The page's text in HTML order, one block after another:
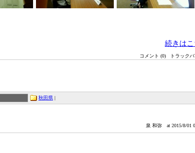
続きはこ
コメント (0) トラック
秋田県 |
泉 和弥 at 2015/8/01